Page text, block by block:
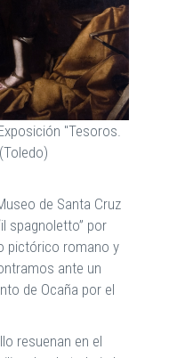
"Tesoros.
de Santa Cruz
spagnoletto” por
pictórico romano y
ante un
de Ocaña por el
resuenan en el